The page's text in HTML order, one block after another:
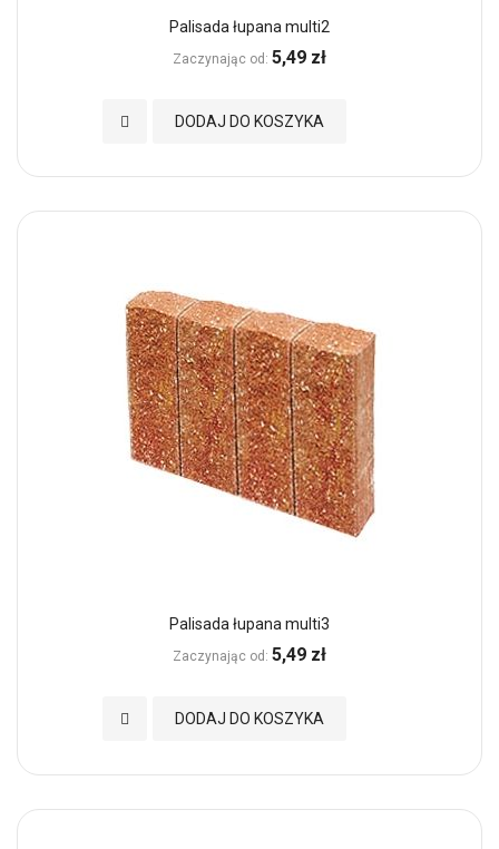
Palisada łupana multi2
Zaczynając od 5,49 zł
DODAJ DO KOSZYKA
Dodaj do Ulubionych
Palisada łupana multi3
Zaczynając od 5,49 zł
DODAJ DO KOSZYKA
Dodaj do Ulubionych